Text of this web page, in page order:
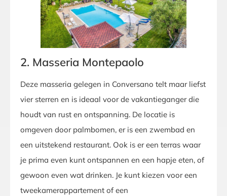
2. Masseria Montepaolo
Deze masseria gelegen in Conversano telt maar liefst
vier sterren en is ideaal voor de vakantieganger die
houdt van rust en ontspanning. De locatie is
omgeven door palmbomen, er is een zwembad en
een uitstekend restaurant. Ook is er een terras waar
je prima even kunt ontspannen en een hapje eten, of
gewoon even wat drinken. Je kunt kiezen voor een
tweekamerappartement of een